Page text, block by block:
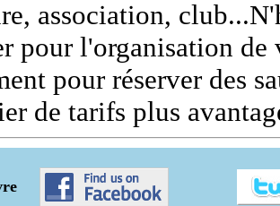
association,
pour l'organisation de
pour réserver des
de tarifs plus